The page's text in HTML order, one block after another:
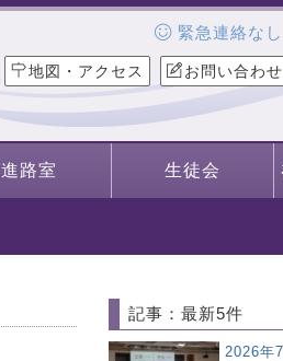
地図・アクセス お問い合わせ
緊急連絡なし
進路室 生徒会
記事：最新5件
2026年